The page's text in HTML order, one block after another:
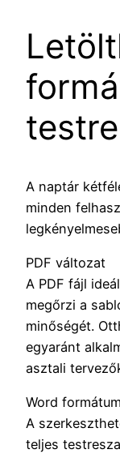
A naptár
minden
PDF változat
A PDF fájl
megőrzi a
minőségét.
egyaránt
asztali
Word formátum
A
teljes